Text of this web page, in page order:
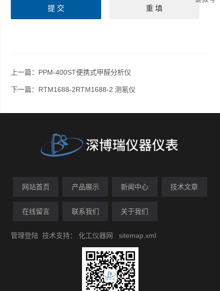
上一篇： PPM-400ST便携式甲醛分析仪
下一篇： RTM1688-2RTM1688-2 测氡仪
网站首页 产品展示 新闻中心 技术文章
在线留言 联系我们 关于我们
管理登陆 技术支持：化工仪器网 sitemap.xml